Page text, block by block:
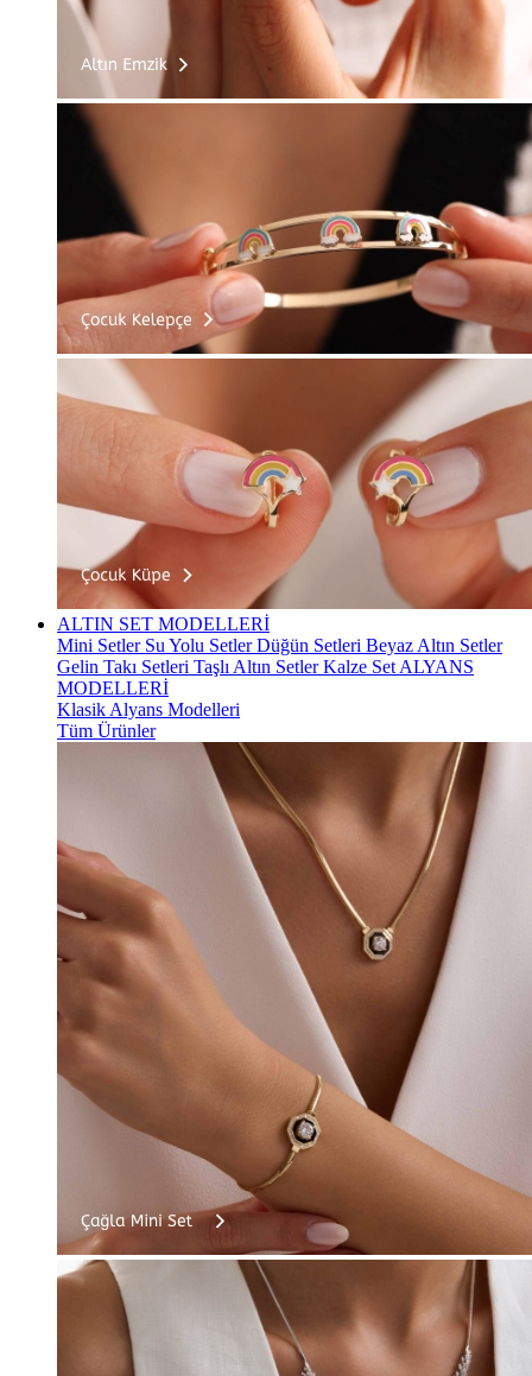
ALTIN SET MODELLERİ
Mini Setler Su Yolu SetlerDüğün Setleri Beyaz Altın Setler
Gelin Takı Setleri Taşlı Altın SetlerKalze Set ALYANS
MODELLERİ
Klasik Alyans Modelleri
Tüm Ürünler